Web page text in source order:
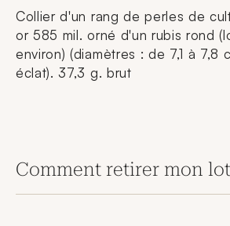
Collier d'un rang de perles de
or 585 mil. orné d'un rubis rond
environ) (diamètres : de 7,1 à 7,8
éclat). 37,3 g. brut
Comment retirer mon